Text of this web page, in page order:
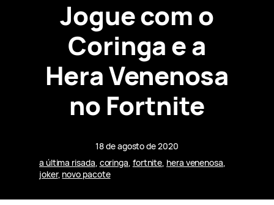
Jogue com o
Coringa e a
Hera Venenosa
no Fortnite
18 de agosto de 2020
a última risada, coringa, fortnite, hera venenosa
joker, novo pacote